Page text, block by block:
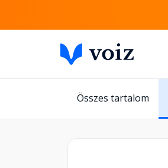
Összes tartalom